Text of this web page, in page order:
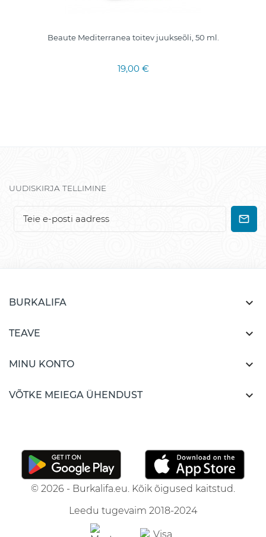
Beaute Mediterranea toitev juukseõli, 50 ml.
19,00 €
UUDISKIRJA TELLIMINE
BURKALIFA 
TEAVE 
MINU KONTO 
VÕTKE MEIEGA ÜHENDUST 
© 2026 - Burkalifa.eu. Kõik õigused kaitstud.
Leedu tugevaim 2018-2024